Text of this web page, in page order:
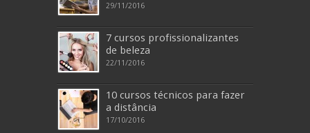
29/11/2016
7 cursos profissionalizantes
de beleza
22/11/2016
10 cursos técnicos para fazer
a distância
17/10/2016